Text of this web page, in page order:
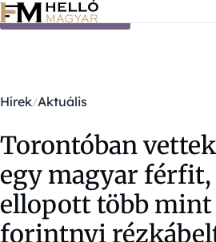
Ugrás a tartalomra
Hírek Aktuális
Torontóban
egy magyar
ellopott több
forintnyi